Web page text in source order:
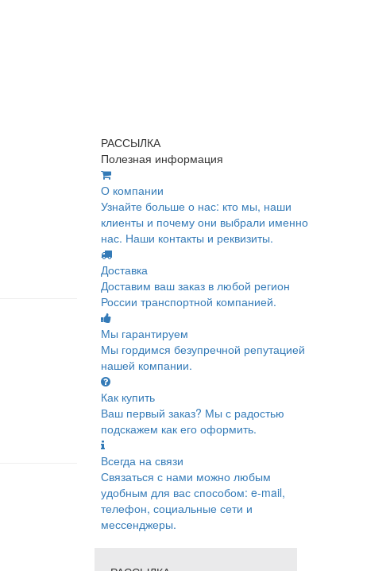
РАССЫЛКА
Полезная информация
О компании
Узнайте больше о нас: кто мы, наши
клиенты и почему они выбрали именно
нас. Наши контакты и реквизиты.
Доставка
Доставим ваш заказ в любой регион
России транспортной компанией.
Мы гарантируем
Мы гордимся безупречной репутацией
нашей компании.
Как купить
Ваш первый заказ? Мы с радостью
подскажем как его оформить.
Всегда на связи
Связаться с нами можно любым
удобным для вас способом: e-mail,
телефон, социальные сети и
мессенджеры.